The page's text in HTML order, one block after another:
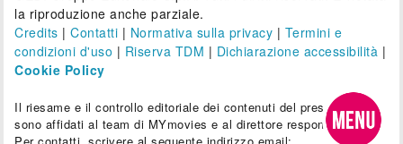
la riproduzione anche parziale.
Credits |Contatti | Normativa sulla privacy | Termini e
condizioni d'uso | Riserva TDM | Dichiarazione accessibilità |
Cookie Policy
Il riesame e il controllo editoriale dei contenuti del presente sito
sono affidati al team di MYmovies e al direttore responsabile.